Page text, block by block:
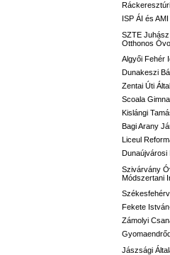
ISP ÁI és
SZTE
Otthonos
Algyői Fehér
Dunakeszi
Zentai Úti
Scoala
Kislángi
Bagi Arany
Liceul
Dunaújvárosi
Szivárvány
Módszertani
Fekete
Zámolyi
Jászsági